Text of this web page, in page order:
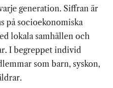
generation. Siffran är
på socioekonomiska
lokala samhällen och
I begreppet individ
som barn, syskon,